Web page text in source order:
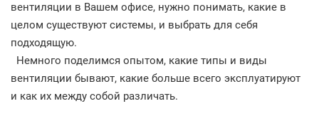
вентиляции в Вашем офисе, нужно понимать, какие в
целом существуют системы, и выбрать для себя
подходящую.
Немного поделимся опытом, какие типы и виды
вентиляции бывают, какие больше всего эксплуатируют
и как их между собой различать.